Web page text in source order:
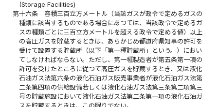
(Storage Facilities)
第十六条
容積三百立方メートル（当該ガスが政令で定めるガスの
種類に該当するものである場合にあつては、当該政令で定めるガ
スの種類ごとに三百立方メートルを超える政令で定める値）以上
の高圧ガスを貯蔵するときは、あらかじめ都道府県知事の許可を
受けて設置する貯蔵所（以下「第一種貯蔵所」という。）におい
てしなければならない。ただし、第一種製造者が第五条第一項の
許可を受けたところに従つて高圧ガスを貯蔵するとき、又は液化
石油ガス法第六条の液化石油ガス販売事業者が液化石油ガス法第
二条第四項の供給設備若しくは液化石油ガス法第三条第二項第三
号の貯蔵施設において液化石油ガス法第二条第一項の液化石油ガ